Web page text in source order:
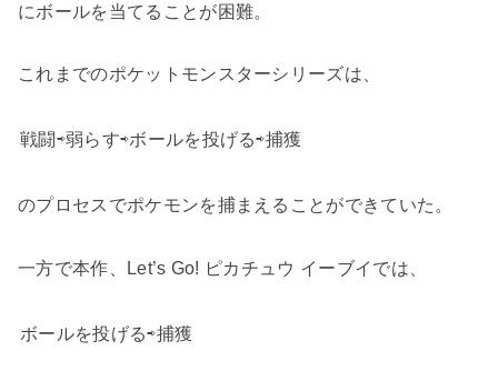
にボールを当てることが困難。
これまでのポケットモンスターシリーズは、
戦闘⇨弱らす⇨ボールを投げる⇨捕獲
のプロセスでポケモンを捕まえることができていた。
一方で本作、Let’s Go! ピカチュウ イーブイでは、
ボールを投げる⇨捕獲